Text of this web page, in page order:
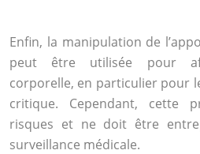
Enfin, la manipulation de
peut être utilisée pour
corporelle, en particulier pour
critique. Cependant, cette
risques et ne doit être
surveillance médicale.